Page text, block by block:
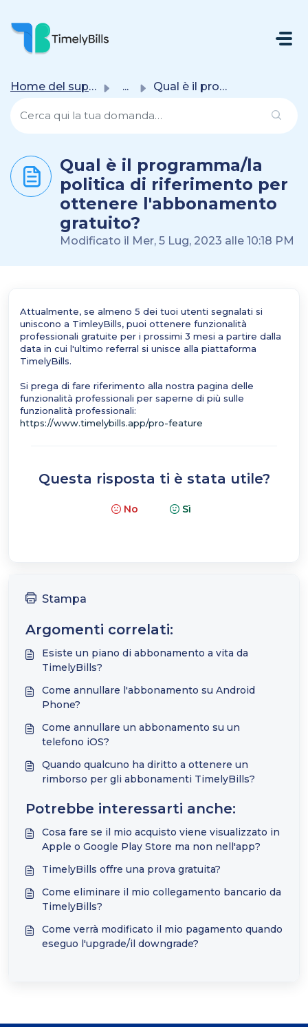
Salta Al Contenuto Principale
Home del supporto ... Qual è il programma/la politica di riferimento per ottene...
Qual è il programma/la
politica di riferimento per
ottenere l'abbonamento
gratuito?
Modificato il Mer, 5 Lug, 2023 alle 10:18 PM
Attualmente, se almeno 5 dei tuoi utenti segnalati si
uniscono a TimleyBills, puoi ottenere funzionalità
professionali gratuite per i prossimi 3 mesi a partire dalla
data in cui l'ultimo referral si unisce alla piattaforma
TimelyBills.
Si prega di fare riferimento alla nostra pagina delle
funzionalità professionali per saperne di più sulle
funzionalità professionali:
https://www.timelybills.app/pro-feature
Questa risposta ti è stata utile?
No Sì
Stampa
Argomenti correlati:
Esiste un piano di abbonamento a vita da
TimelyBills?
Come annullare l'abbonamento su Android
Phone?
Come annullare un abbonamento su un
telefono iOS?
Quando qualcuno ha diritto a ottenere un
rimborso per gli abbonamenti TimelyBills?
Potrebbe interessarti anche:
Cosa fare se il mio acquisto viene visualizzato in
Apple o Google Play Store ma non nell'app?
TimelyBills offre una prova gratuita?
Come eliminare il mio collegamento bancario da
TimelyBills?
Come verrà modificato il mio pagamento quando
eseguo l'upgrade/il downgrade?